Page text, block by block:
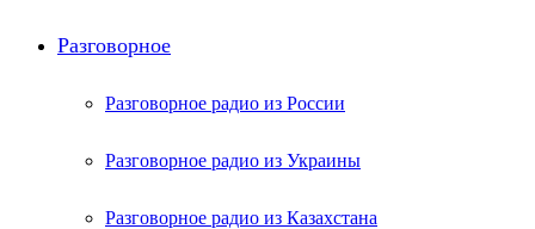
Разговорное
Разговорное радио из России
Разговорное радио из Украины
Разговорное радио из Казахстана